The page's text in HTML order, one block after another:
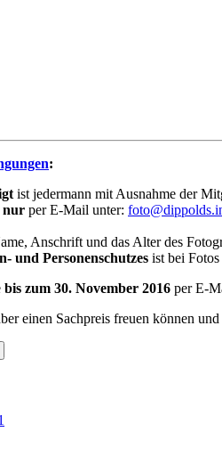
:
ist jedermann mit Ausnahme der
nur per E-Mail unter:
Anschrift und das Alter des
und Personenschutzes ist bei
bis zum 30. November 2016 per E-
einen Sachpreis freuen können